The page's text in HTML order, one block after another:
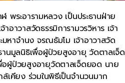
พระอารามหลวง เป็นประธานฝ่าย
าวาสวัดธรรมิการามวรวิหาร เจ้า
หาจำนง จรณธัมโม เจ้าอาวาสวัด
นมูลนิธิเพื่อผู้ป่วยสูงอายุ วัดตาลเจ็ด
อผู้ป่วยสูงอายุวัดตาลเจ็ดยอด นาย
เคียง ร่วมในพิธีเป็นจำนวนมาก